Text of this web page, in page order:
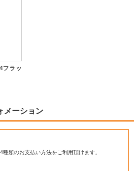
フラッ
メーション
種類のお支払い方法をご利用頂けます。